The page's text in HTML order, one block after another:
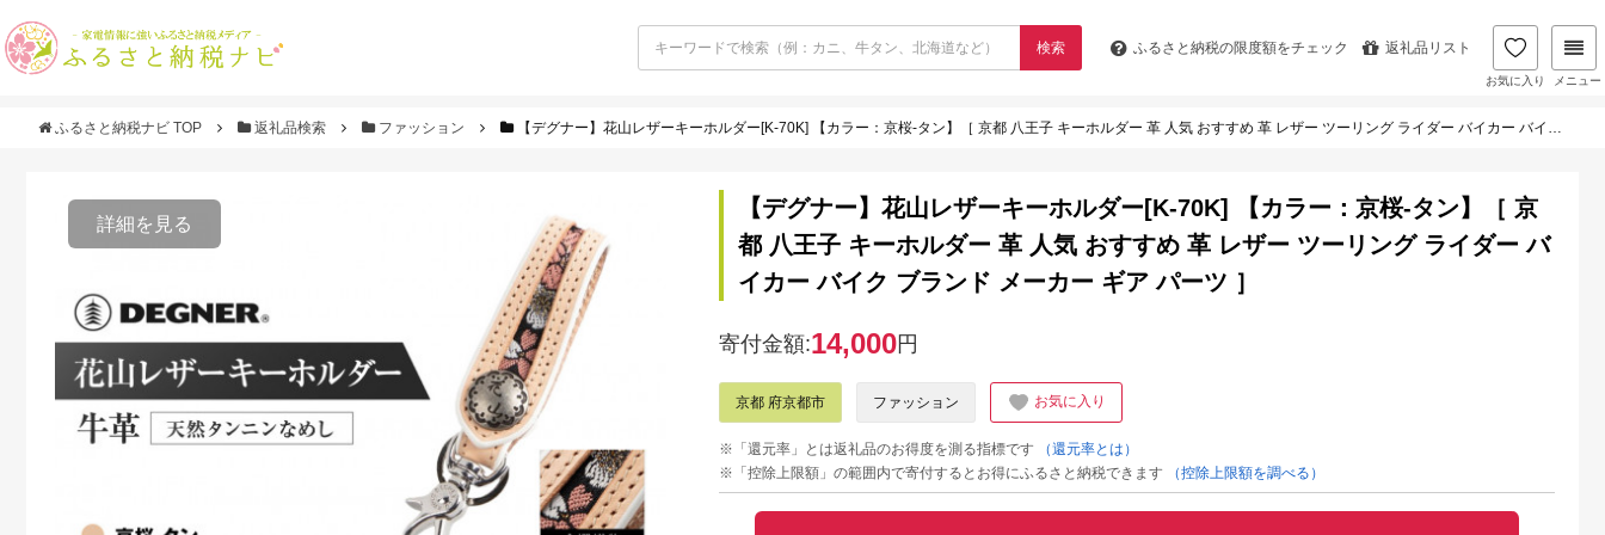
検索 ふるさと納税の限度額をチェック 返礼品リスト
お気に入り メニュー
ふるさと納税ナビ TOP 返礼品検索 ファッション 【デグナー】花山レザーキーホルダー[K-70K] 【カラー：京桜-タン】［ 京都 八王子 キーホルダー 革 人気 おすすめ 革 レザー ツーリング ライダー バイカー バイク ブランド メーカー ギア パーツ ］
詳細を見る
【デグナー】花山レザーキーホルダー[K-70K] 【カラー：京桜-タン】［ 京
都 八王子 キーホルダー 革 人気 おすすめ 革 レザー ツーリング ライダー バ
イカー バイク ブランド メーカー ギア パーツ ］
寄付金額:14,000円
京都 府京都市 ファッション お気に入り
※「還元率」とは返礼品のお得度を測る指標です
（還元率とは）
※「控除上限額」の範囲内で寄付するとお得にふるさと納税できます
（控除上限額を調べる）